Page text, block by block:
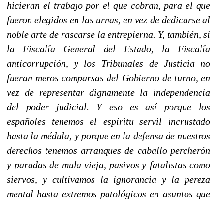
hicieran el trabajo por el que cobran, para el que
fueron elegidos en las urnas, en vez de dedicarse al
noble arte de rascarse la entrepierna. Y, también, si
la Fiscalía General del Estado, la Fiscalía
anticorrupción, y los Tribunales de Justicia no
fueran meros comparsas del Gobierno de turno, en
vez de representar dignamente la independencia
del poder judicial. Y eso es así porque los
españoles tenemos el espíritu servil incrustado
hasta la médula, y porque en la defensa de nuestros
derechos tenemos arranques de caballo percherón
y paradas de mula vieja, pasivos y fatalistas como
siervos, y cultivamos la ignorancia y la pereza
mental hasta extremos patológicos en asuntos que